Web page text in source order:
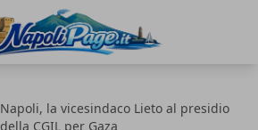
Napoli, la vicesindaco Lieto al presidio
della CGIL per Gaza